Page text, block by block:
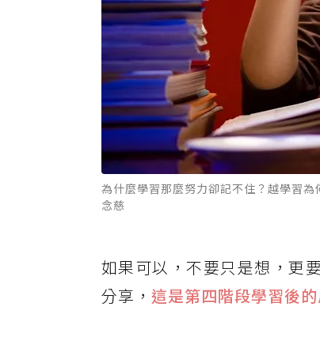
為什麼學習那麼努力卻記不住？越學習
念慈
如果可以，不要只是想，更
分享， 這是第四階段學習後